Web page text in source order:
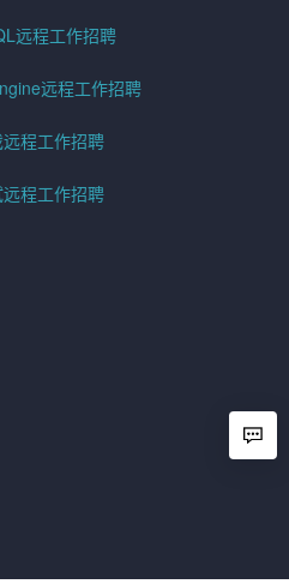
远程工作招聘
远程工作招聘
远程工作招聘
远程工作招聘